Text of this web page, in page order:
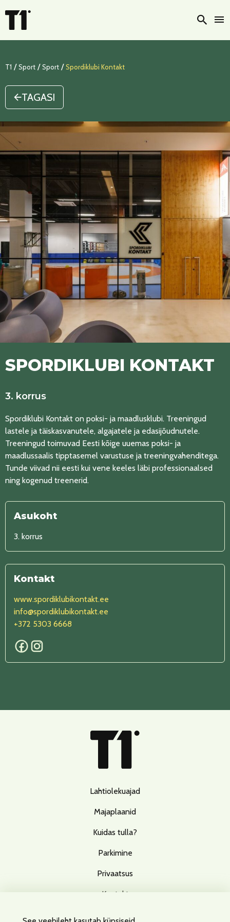
Otsi
T1 / Sport / Sport / Spordiklubi Kontakt
TAGASI
SPORDIKLUBI KONTAKT
3. korrus
Spordiklubi Kontakt on poksi- ja maadlusklubi. Treeningud
lastele ja täiskasvanutele, algajatele ja edasijõudnutele.
Treeningud toimuvad Eesti kõige uuemas poksi- ja
maadlussaalis tipptasemel varustuse ja treeningvahenditega.
Tunde viivad nii eesti kui vene keeles läbi professionaalsed
ning kogenud treenerid.
Asukoht
3. korrus
Kontakt
www.spordiklubikontakt.ee
info@spordiklubikontakt.ee
+372 5303 6668
Lahtiolekuajad
Majaplaanid
Kuidas tulla?
Parkimine
Privaatsus
Kontakt